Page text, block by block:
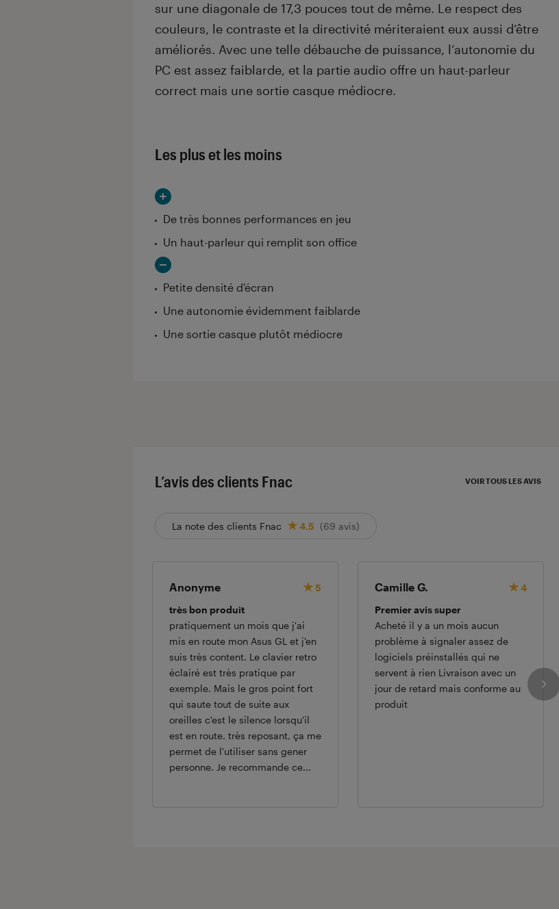
sur une diagonale de 17,3 pouces tout de même. Le respect des
couleurs, le contraste et la directivité mériteraient eux aussi d’être
améliorés. Avec une telle débauche de puissance, l’autonomie du
PC est assez faiblarde, et la partie audio offre un haut-parleur
correct mais une sortie casque médiocre.
Les plus et les moins
De très bonnes performances en jeu
Un haut-parleur qui remplit son office
Petite densité d'écran
Une autonomie évidemment faiblarde
Une sortie casque plutôt médiocre
L’avis des clients Fnac VOIR TOUS LES AVIS
La note des clients Fnac 4.5 (69 avis)
Anonyme
5
très bon produit
pratiquement un mois que j'ai
mis en route mon Asus GL et j'en
suis très content. Le clavier retro
éclairé est très pratique par
exemple. Mais le gros point fort
qui saute tout de suite aux
oreilles c'est le silence lorsqu'il
est en route. très reposant, ça me
permet de l'utiliser sans gener
personne. Je recommande ce...
Camille G.
4
Premier avis super
Acheté il y a un mois aucun
problème à signaler assez de
logiciels préinstallés qui ne
servent à rien Livraison avec un
jour de retard mais conforme au
produit